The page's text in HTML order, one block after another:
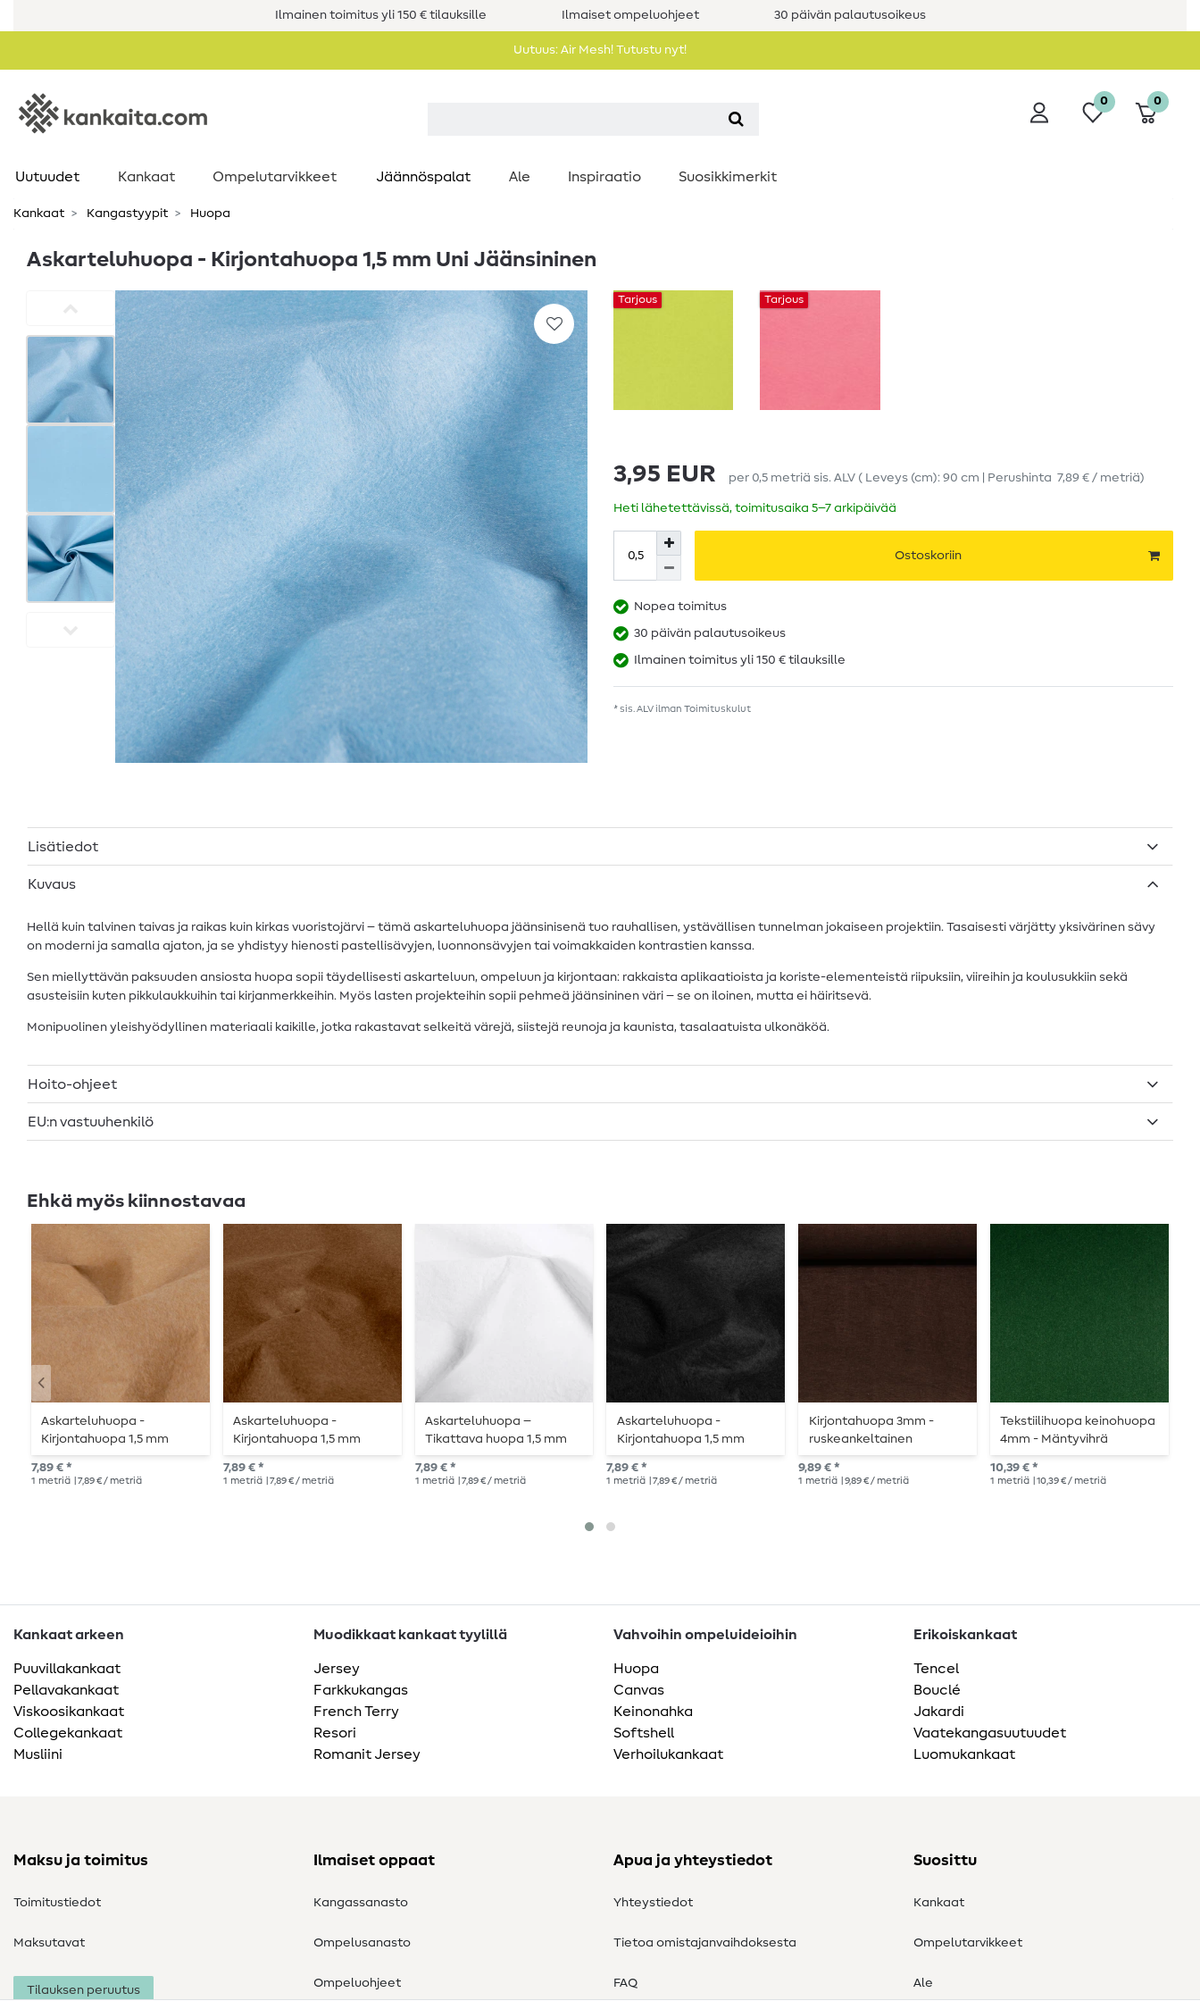
Ilmainen toimitus yli 150 € tilauksille Ilmaiset ompeluohjeet 30 päivän palautusoikeus
Uutuus: Air Mesh! Tutustu nyt!
0 0
Uutuudet Kankaat Ompelutarvikkeet Jäännöspalat Ale Inspiraatio Suosikkimerkit
Kankaat Kangastyypit Huopa
Askarteluhuopa - Kirjontahuopa 1,5 mm Uni Jäänsininen
Tarjous Tarjous
3,95 EUR per 0,5 metriä sis. ALV ( Leveys (cm): 90 cm | Perushinta 7,89 € / metriä)
Heti lähetettävissä, toimitusaika 5–7 arkipäivää
Ostoskoriin
Nopea toimitus
30 päivän palautusoikeus
Ilmainen toimitus yli 150 € tilauksille
* sis. ALV ilman Toimituskulut
Lisätiedot
Kuvaus
Hellä kuin talvinen taivas ja raikas kuin kirkas vuoristojärvi – tämä askarteluhuopa jäänsinisenä tuo rauhallisen, ystävällisen tunnelman jokaiseen projektiin. Tasaisesti värjätty yksivärinen sävy
on moderni ja samalla ajaton, ja se yhdistyy hienosti pastellisävyjen, luonnonsävyjen tai voimakkaiden kontrastien kanssa.
Sen miellyttävän paksuuden ansiosta huopa sopii täydellisesti askarteluun, ompeluun ja kirjontaan: rakkaista aplikaatioista ja koriste-elementeistä riipuksiin, viireihin ja koulusukkiin sekä
asusteisiin kuten pikkulaukkuihin tai kirjanmerkkeihin. Myös lasten projekteihin sopii pehmeä jäänsininen väri – se on iloinen, mutta ei häiritsevä.
Monipuolinen yleishyödyllinen materiaali kaikille, jotka rakastavat selkeitä värejä, siistejä reunoja ja kaunista, tasalaatuista ulkonäköä.
Hoito-ohjeet
EU:n vastuuhenkilö
Ehkä myös kiinnostavaa
Askarteluhuopa -
Kirjontahuopa 1,5 mm
yksivärinen beige
7,89 € *
1 metriä | 7,89 € / metriä
Askarteluhuopa -
Kirjontahuopa 1,5 mm
yksivärinen vaaleanruskea
7,89 € *
1 metriä | 7,89 € / metriä
Askarteluhuopa –
Tikattava huopa 1,5 mm
yksivärinen valkoinen
7,89 € *
1 metriä | 7,89 € / metriä
Askarteluhuopa -
Kirjontahuopa 1,5 mm
yksivärinen musta
7,89 € *
1 metriä | 7,89 € / metriä
Kirjontahuopa 3mm -
ruskeankeltainen
tavallinen
9,89 € *
1 metriä | 9,89 € / metriä
Tekstiilihuopa keinohuopa
4mm - Mäntyvihrä
10,39 € *
1 metriä | 10,39 € / metriä
Kankaat arkeen
Puuvillakankaat
Pellavakankaat
Viskoosikankaat
Collegekankaat
Musliini
Muodikkaat kankaat tyylillä
Jersey
Farkkukangas
French Terry
Resori
Romanit Jersey
Vahvoihin ompeluideioihin
Huopa
Canvas
Keinonahka
Softshell
Verhoilukankaat
Erikoiskankaat
Tencel
Bouclé
Jakardi
Vaatekangasuutuudet
Luomukankaat
Maksu ja toimitus
Toimitustiedot
Maksutavat
Tilauksen peruutus
Ilmaiset oppaat
Kangassanasto
Ompelusanasto
Ompeluohjeet
Apua ja yhteystiedot
Yhteystiedot
Tietoa omistajanvaihdoksesta
FAQ
Suosittu
Kankaat
Ompelutarvikkeet
Ale